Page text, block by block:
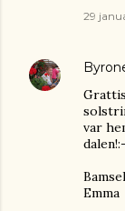
29
var
Emma